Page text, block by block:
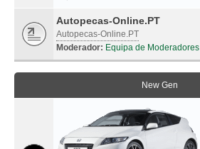
Autopecas-Online.PT
Autopecas-Online.PT
Moderador: Equipa de Moderadores
New Gen